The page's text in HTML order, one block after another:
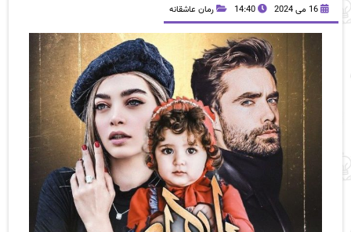
16 می 2024 14:40 رمان عاشقانه